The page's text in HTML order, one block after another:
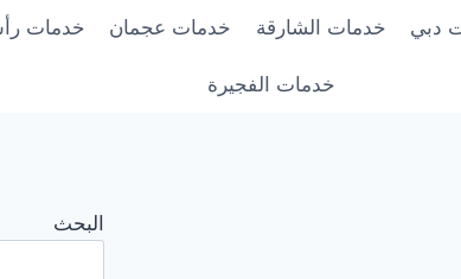
دبي خدمات الشارقة خدمات عجمان خدمات
خدمات الفجيرة
البحث